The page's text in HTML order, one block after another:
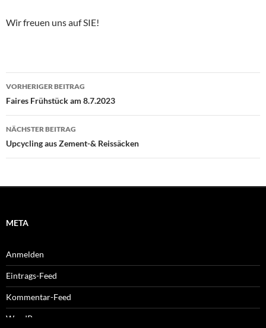
Wir freuen uns auf SIE!
Beitragsnavigation
VORHERIGER BEITRAG
Faires Frühstück am 8.7.2023
NÄCHSTER BEITRAG
Upcycling aus Zement-& Reissäcken
META
Anmelden
Eintrags-Feed
Kommentar-Feed
WordPress.org